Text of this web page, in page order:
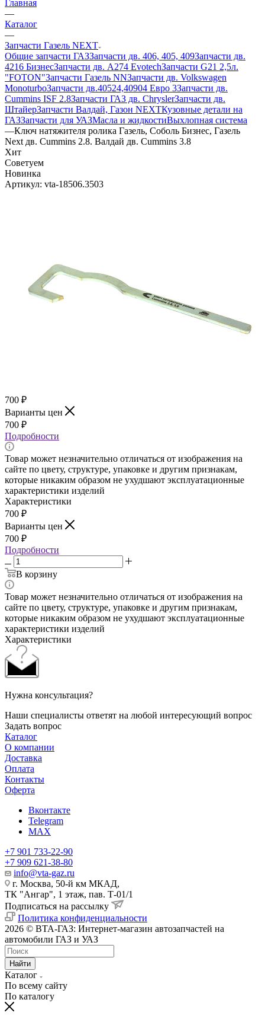
Главная
—
Каталог
—
Запчасти Газель NEXT
Общие запчасти ГАЗЗапчасти дв. 406, 405, 409Запчасти дв.
4216 БизнесЗапчасти дв. A274 EvotechЗапчасти G21 2,5л.
"FOTON"Запчасти Газель NNЗапчасти дв. Volkswagen
MonoturboЗапчасти дв.40524,40904 Евро 3Запчасти дв.
Cummins ISF 2.8Запчасти ГАЗ дв. ChryslerЗапчасти дв.
ШтайерЗапчасти Валдай, Газон NEXTКузовные детали на
ГАЗЗапчасти для УАЗМасла и жидкостиВыхлопная система
—Ключ натяжителя ролика Газель, Соболь Бизнес, Газель
Next дв. Cummins 2.8. Валдай дв. Cummins 3.8
Хит
Советуем
Новинка
Артикул: vta-18506.3503
700 ₽
Варианты цен
700 ₽
Подробности
Товар может незначительно отличаться от изображения на
сайте по цвету, структуре, упаковке и другим признакам,
которые никаким образом не ухудшают эксплуатационные
характеристики изделий
Характеристики
700 ₽
Варианты цен
700 ₽
Подробности
В корзину
Товар может незначительно отличаться от изображения на
сайте по цвету, структуре, упаковке и другим признакам,
которые никаким образом не ухудшают эксплуатационные
характеристики изделий
Характеристики
Нужна консультация?
Наши специалисты ответят на любой интересующий вопрос
Задать вопрос
Каталог
О компании
Доставка
Оплата
Контакты
Оферта
Вконтакте
Telegram
MAX
+7 901 733-22-90
+7 909 621-38-80
info@vta-gaz.ru
г. Москва, 50-й км МКАД,
ТК "Ангар", 1 этаж, пав. Т-01/1
Подписаться на рассылку
Политика конфиденциальности
2026 © ВТА-ГАЗ: Интернет-магазин автозапчастей на
автомобили ГАЗ и УАЗ
Найти
Каталог
По всему сайту
По каталогу